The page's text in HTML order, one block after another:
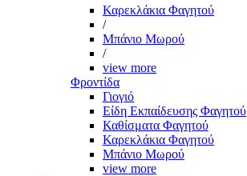
Καρεκλάκια Φαγητού
/
Μπάνιο Μωρού
/
view more
Φροντίδα
Γιογιό
Είδη Εκπαίδευσης Φαγητού
Καθίσματα Φαγητού
Καρεκλάκια Φαγητού
Μπάνιο Μωρού
view more